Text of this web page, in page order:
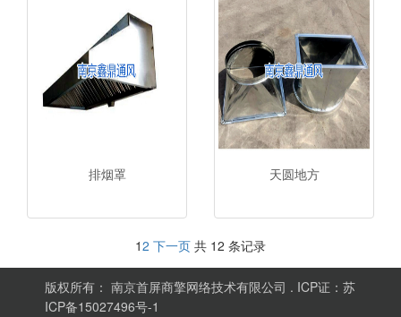
排烟罩 天圆地方
12 下一页 共 12 条记录
版权所有： 南京首屏商擎网络技术有限公司 . ICP证：苏
ICP备15027496号-1